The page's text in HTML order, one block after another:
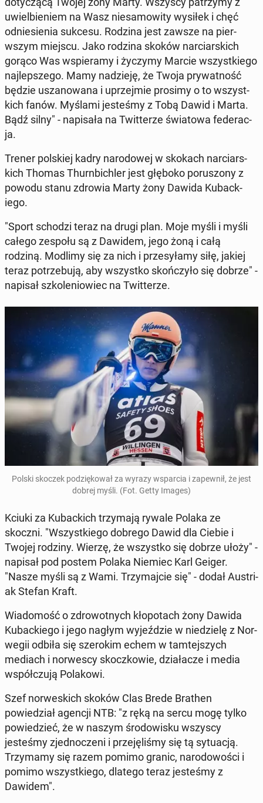
uwiel­bi­e­niem na Wasz niesamow­ity wysiłek i chęć
odniesienia sukcesu. Rodzina jest zawsze na pier­
wszym miejscu. Jako rodzina skoków nar­cia­rs­kich
gorąco Was wspier­amy i życzymy Marcie wszys­tkiego
na­jlep­szego. Mamy nadzieję, że Twoja pry­wat­ność
będzie uszanowana i up­rze­jmie prosimy o to wszys­t­
kich fanów. Myślami jesteśmy z Tobą Dawid i Marta.
Bądź silny" - napisała na Twit­terze świa­towa fed­er­ac­
ja.
Trener pol­skiej kadry nar­o­dowej w skokach nar­cia­rs­
kich Thomas Thurn­bich­ler jest głęboko porus­zony z
powodu stanu zdrowia Marty żony Dawida Kuback­
iego.
"Sport schodzi teraz na drugi plan. Moje myśli i myśli
całego zespołu są z Dawidem, jego żoną i całą
rodziną. Modlimy się za nich i przesyłamy siłę, jakiej
teraz potrze­bu­ją, aby wszys­tko skończyło się dobrze" -
napisał szkole­niowiec na Twit­terze.
Polski skoczek podz­iękował za wyrazy ws­par­cia i za­pewnił, że jest
dobrej myśli. (Fot. Getty Images)
Kciuki za Kubac­kich trzy­ma­ją rywale Polaka ze
skoczni. "Wszys­tkiego dobrego Dawid dla Ciebie i
Twojej rodziny. Wierzę, że wszys­tko się dobrze ułoży" -
napisał pod postem Polaka Niemiec Karl Geiger.
"Nasze myśli są z Wami. Trzy­ma­j­cie się" - dodał Aus­tri­
ak Stefan Kraft.
Wiado­mość o zdrowot­nych kłopotach żony Dawida
Kuback­iego i jego nagłym wyjeździe w niedzielę z Nor­
wegii odbiła się sze­rokim echem w tamte­jszych
mediach i nor­wescy skoczkowie, dzi­ałacze i media
współczu­ją Po­lakowi.
Szef nor­wes­kich skoków Clas Brede Brathen
powiedzi­ał agencji NTB: "z ręką na sercu mogę tylko
powiedzieć, że w naszym środowisku wszyscy
jesteśmy zjed­noczeni i prze­jęliśmy się tą sytu­acją.
Trzy­mamy się razem pomimo granic, nar­o­dowoś­ci i
pomimo wszys­tkiego, dlatego teraz jesteśmy z
Dawidem".